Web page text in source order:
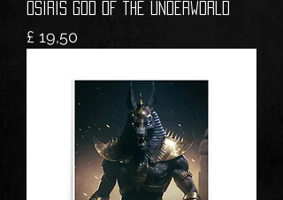
OSIRIS God of the Underworld
Prijs
£ 19,50